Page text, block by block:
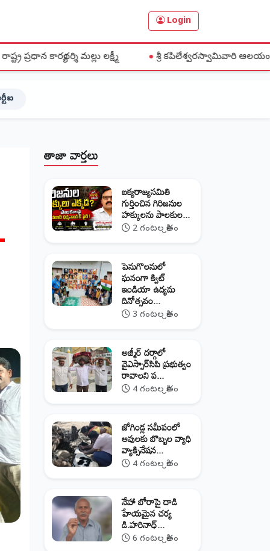
Login
లక్ష్మీ ● శ్రీ కపిలేశ్వరస్వామివారి ఆలయంలో భక్తిశ్రద్ధల
తాజా వార్తలు
ఐక్యరాజ్యసమితి
గుర్తించిన గిరిజనుల
హక్కులను పాలకుల...
2 గంటల క్రితం
పెనుగొలనులో
ఘనంగా క్విట్
ఇండియా ఉద్యమ
దినోత్సవం...
3 గంటల క్రితం
అజ్మీర్ దర్గాలో
వైఎస్సార్‌సిపి ప్రభుత్వం
రావాలని ప...
4 గంటల క్రితం
జోగిండ్ల సమీపంలో
ఆవులకు బొబ్బల వ్యాధి
వ్యాక్సినేషన...
4 గంటల క్రితం
నేహా బోరాపై దాడి
హేయమైన చర్య
డి.హరినాధ్...
6 గంటల క్రితం